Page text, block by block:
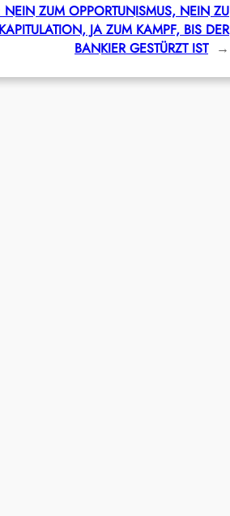
NEIN ZUM OPPORTUNISMUS, NEIN ZU
JA ZUM KAMPF, BIS DER
BANKIER GESTÜRZT IST →